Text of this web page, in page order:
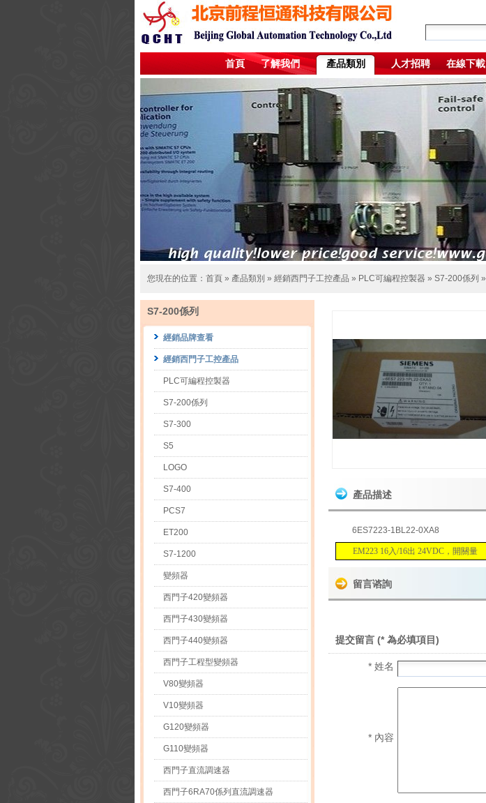
首頁 了解我們 產品類別 人才招聘 在線下載
您現在的位置： 首頁 » 產品類別 » 經銷西門子工控產品 » PLC可編程控製器 » S7-200係列 »
S7-200係列
經銷品牌查看
經銷西門子工控產品
PLC可編程控製器
S7-200係列
S7-300
S5
LOGO
S7-400
PCS7
ET200
S7-1200
變頻器
西門子420變頻器
西門子430變頻器
西門子440變頻器
西門子工程型變頻器
V80變頻器
V10變頻器
G120變頻器
G110變頻器
西門子直流調速器
西門子6RA70係列直流調速器
產品描述
6ES7223-1BL22-0XA8
EM223 16入/16出 24VDC，開關量
留言谘詢
提交留言 (* 為必填項目)
* 姓名
* 內容